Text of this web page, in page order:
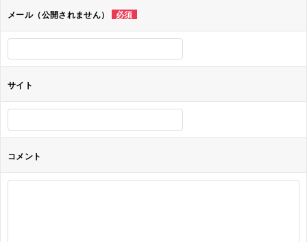
ョ
ン
メール（公開されません） 必須
サイト
コメント